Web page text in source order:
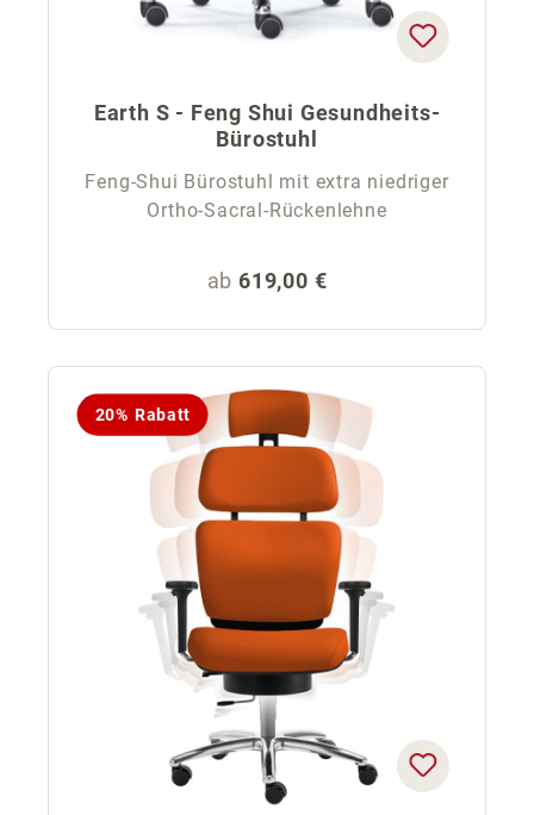
Earth S - Feng Shui Gesundheits-
Bürostuhl
Feng-Shui Bürostuhl mit extra niedriger
Ortho-Sacral-Rückenlehne
Regulärer Preis:
ab 619,00 €
20% Rabatt